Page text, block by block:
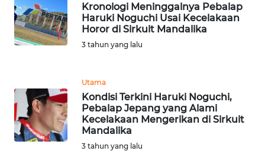
Kronologi Meninggalnya Pebalap
Haruki Noguchi Usai Kecelakaan
Horor di Sirkuit Mandalika
3 tahun yang lalu
Utama
Kondisi Terkini Haruki Noguchi,
Pebalap Jepang yang Alami
Kecelakaan Mengerikan di Sirkuit
Mandalika
3 tahun yang lalu
WN
GORONTALO
WN
MALUKU
WN